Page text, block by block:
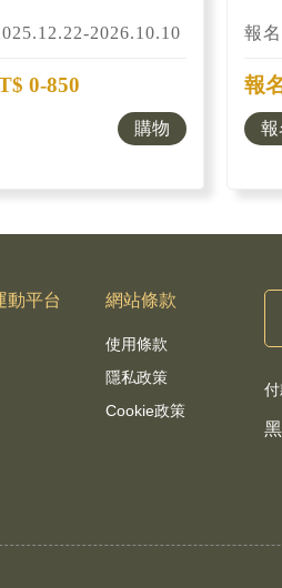
2026.10.10
0-850
購物
報
報
報
動平台 網站條款
使用條款
隱私政策
Cookie政策